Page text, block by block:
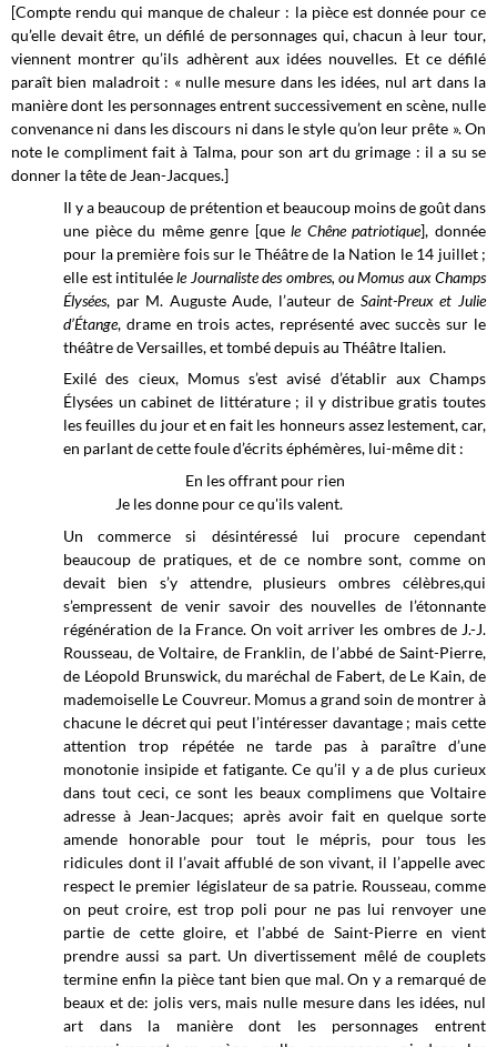
[Compte rendu qui manque de chaleur : la pièce est donnée pour ce
qu’elle devait être, un défilé de personnages qui, chacun à leur tour,
viennent montrer qu’ils adhèrent aux idées nouvelles. Et ce défilé
paraît bien maladroit : « nulle mesure dans les idées, nul art dans la
manière dont les personnages entrent successivement en scène, nulle
convenance ni dans les discours ni dans le style qu’on leur prête ». On
note le compliment fait à Talma, pour son art du grimage : il a su se
donner la tête de Jean-Jacques.]
Il y a beaucoup de prétention et beaucoup moins de goût dans
une pièce du même genre [quele Chêne patriotique], donnée
pour la première fois sur le Théâtre de la Nation le 14 juillet ;
elle est intituléele Journaliste des ombres, ou Momus aux Champs
Élysées, par M. Auguste Aude, l’auteur de Saint-Preux et Julie
d’Étange, drame en trois actes, représenté avec succès sur le
théâtre de Versailles, et tombé depuis au Théâtre Italien.
Exilé des cieux, Momus s’est avisé d’établir aux Champs
Élysées un cabinet de littérature ; il y distribue gratis toutes
les feuilles du jour et en fait les honneurs assez lestement, car,
en parlant de cette foule d’écrits éphémères, lui-même dit :
En les offrant pour rien
Je les donne pour ce qu'ils valent.
Un commerce si désintéressé lui procure cependant
beaucoup de pratiques, et de ce nombre sont, comme on
devait bien s’y attendre, plusieurs ombres célèbres,qui
s’empressent de venir savoir des nouvelles de l’étonnante
régénération de la France. On voit arriver les ombres de J.-J.
Rousseau, de Voltaire, de Franklin, de l’abbé de Saint-Pierre,
de Léopold Brunswick, du maréchal de Fabert, de Le Kain, de
mademoiselle Le Couvreur. Momus a grand soin de montrer à
chacune le décret qui peut l’intéresser davantage ; mais cette
attention trop répétée ne tarde pas à paraître d’une
monotonie insipide et fatigante. Ce qu’il y a de plus curieux
dans tout ceci, ce sont les beaux complimens que Voltaire
adresse à Jean-Jacques; après avoir fait en quelque sorte
amende honorable pour tout le mépris, pour tous les
ridicules dont il l’avait affublé de son vivant, il l’appelle avec
respect le premier législateur de sa patrie. Rousseau, comme
on peut croire, est trop poli pour ne pas lui renvoyer une
partie de cette gloire, et l’abbé de Saint-Pierre en vient
prendre aussi sa part. Un divertissement mêlé de couplets
termine enfin la pièce tant bien que mal. On y a remarqué de
beaux et de: jolis vers, mais nulle mesure dans les idées, nul
art dans la manière dont les personnages entrent